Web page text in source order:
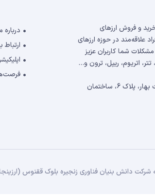
در سال 96 با هدف خرید و فروش ارزهای
علاقه‌مند در حوزه ارزهای
شما کاربران عزیز
اتریوم، ریپل، ترون و...
آدرس: تهران، زعفرانیه، بلوار بهزادی، بن‌بست بهار، پلاک 6، ساختمان
درباره
ارتباط
دانش بنیان فناوری زنجیره بلوک ققنوس